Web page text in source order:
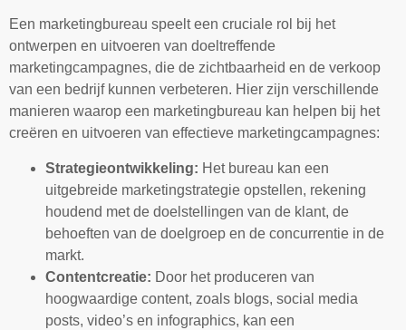
Een marketingbureau speelt een cruciale rol bij het
ontwerpen en uitvoeren van doeltreffende
marketingcampagnes, die de zichtbaarheid en de verkoop
van een bedrijf kunnen verbeteren. Hier zijn verschillende
manieren waarop een marketingbureau kan helpen bij het
creëren en uitvoeren van effectieve marketingcampagnes:
Strategieontwikkeling: Het bureau kan een
uitgebreide marketingstrategie opstellen, rekening
houdend met de doelstellingen van de klant, de
behoeften van de doelgroep en de concurrentie in de
markt.
Contentcreatie: Door het produceren van
hoogwaardige content, zoals blogs, social media
posts, video’s en infographics, kan een